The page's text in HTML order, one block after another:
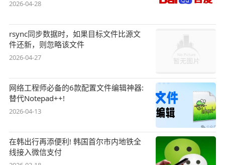
2026-04-28
rsync同步数据时，如果目标文件比源文
件还新，则忽略该文件
2026-04-27
网络工程师必备的6款配置文件编辑神器:
替代Notepad++!
2026-04-13
在韩出行再添便利! 韩国首尔市内地铁全
线接入微信支付